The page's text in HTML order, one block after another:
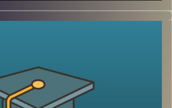
המלחמה שנפתחה ב-7
נשארה רק בגבולות המדינה, החותים
שישראלים פחות מכירים, היא המערכה
נוספת של ישראל להסכמי אברהם.
עבר מצד אחד האיראנים ורוסיה ומצד